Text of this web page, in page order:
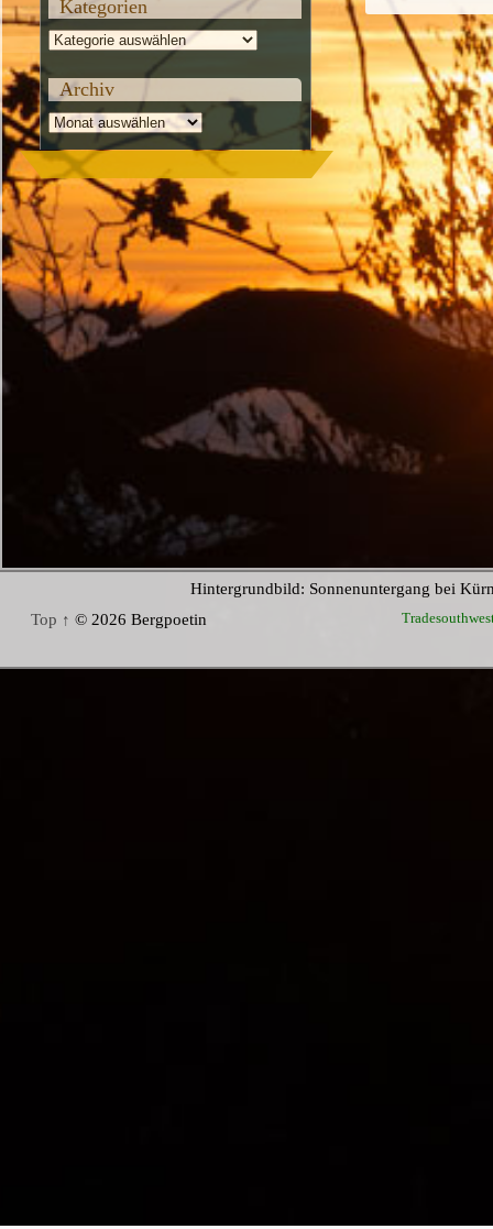
Kategorien
Kategorien
Archiv
Archiv
Hintergrundbild: Sonnenuntergang bei
Top ↑ © 2026 Bergpoetin